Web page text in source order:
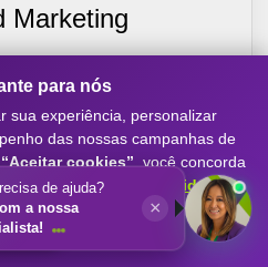
Marketing
de marketing e conteúdo
etapas do funil digital.
Mais
para nós
sua experiência, personalizar
das nossas campanhas de
“Aceitar cookies” , você concorda
nossaPolítica de Privacidade.
de ajuda?
a nossa
×